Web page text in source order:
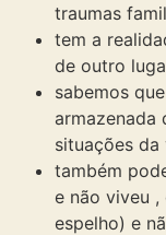
traumas
tem a
de outro
sabemos
armazenada
situações da
também
e não viveu ,
espelho) e